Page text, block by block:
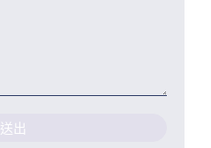
送出